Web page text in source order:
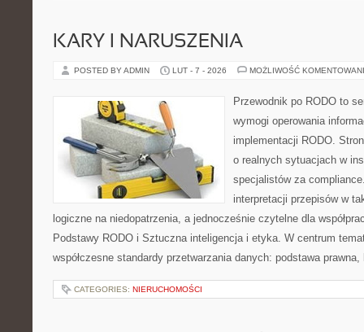
KARY I NARUSZENIA
POSTED BY ADMIN LUT - 7 - 2026 MOŻLIWOŚĆ
Przewodnik po RODO to
wymogi operowania
implementacji RODO.
o realnych sytuacjach w
specjalistów za
interpretacji przepisów w
logiczne na niedopatrzenia, a jednocześnie czytelne dla
Podstawy RODO i Sztuczna inteligencja i etyka. W centrum
współczesne standardy przetwarzania danych: podstawa
CATEGORIES: NIERUCHOMOŚCI